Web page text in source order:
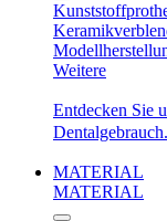
Weitere
Entdecken Sie
Dentalgebrauch.
MATERIAL
MATERIAL